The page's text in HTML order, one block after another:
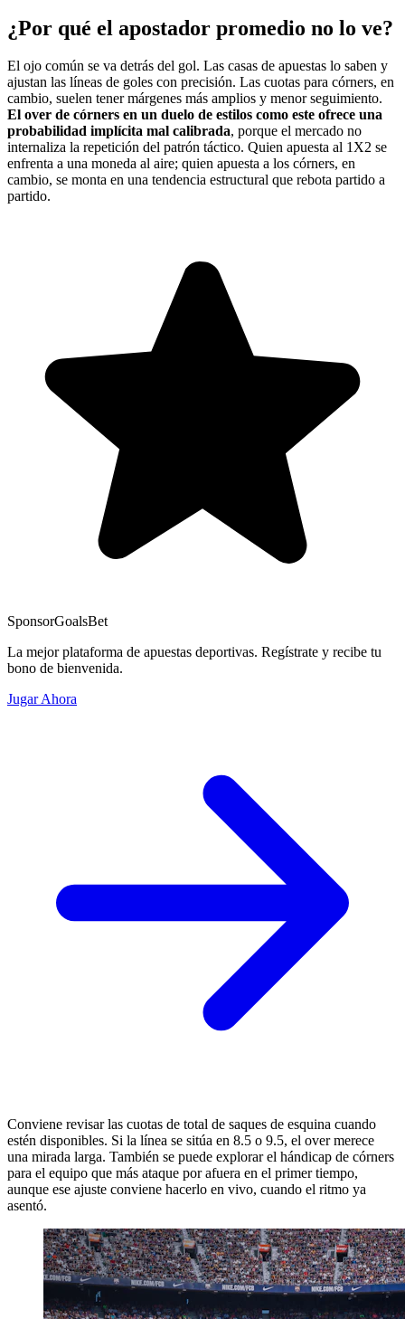
¿Por qué el apostador promedio no lo ve?
El ojo común se va detrás del gol. Las casas de apuestas lo saben y
ajustan las líneas de goles con precisión. Las cuotas para córners, en
cambio, suelen tener márgenes más amplios y menor seguimiento.
El over de córners en un duelo de estilos como este ofrece una
probabilidad implícita mal calibrada, porque el mercado no
internaliza la repetición del patrón táctico. Quien apuesta al 1X2 se
enfrenta a una moneda al aire; quien apuesta a los córners, en
cambio, se monta en una tendencia estructural que rebota partido a
partido.
SponsorGoalsBet
La mejor plataforma de apuestas deportivas. Regístrate y recibe tu
bono de bienvenida.
Jugar Ahora
Conviene revisar las cuotas de total de saques de esquina cuando
estén disponibles. Si la línea se sitúa en 8.5 o 9.5, el over merece
una mirada larga. También se puede explorar el hándicap de córners
para el equipo que más ataque por afuera en el primer tiempo,
aunque ese ajuste conviene hacerlo en vivo, cuando el ritmo ya
asentó.